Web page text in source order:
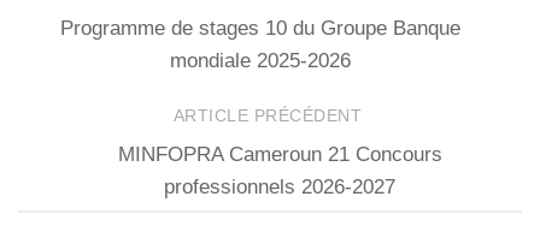
Programme de stages 10 du Groupe Banque
mondiale 2025-2026
ARTICLE PRÉCÉDENT
MINFOPRA Cameroun 21 Concours
professionnels 2026-2027